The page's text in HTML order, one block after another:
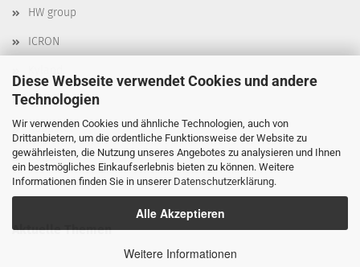
Diese Webseite verwendet Cookies und andere
Technologien
Wir verwenden Cookies und ähnliche Technologien, auch von
Drittanbietern, um die ordentliche Funktionsweise der Website zu
gewährleisten, die Nutzung unseres Angebotes zu analysieren und Ihnen
ein bestmögliches Einkaufserlebnis bieten zu können. Weitere
Informationen finden Sie in unserer Datenschutzerklärung.
Alle Akzeptieren
Weitere Informationen
HW group
ICRON
Moxa
Robustel
Delta
Aktuelle Themen